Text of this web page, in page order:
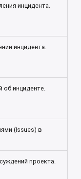
инцидента.
инцидента.
об инциденте.
(Issues) в
проекта.